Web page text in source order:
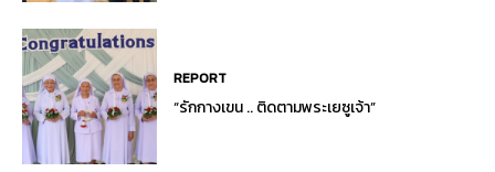
REPORT
“รักกางเขน .. ติดตามพระเยซูเจ้า”